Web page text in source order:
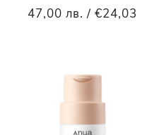
47,00 лв. / €24,03